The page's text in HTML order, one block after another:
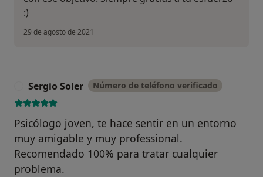
:)
29 de agosto de 2021
Sergio Soler Número de teléfono verificado
Psicólogo joven, te hace sentir en un entorno
muy amigable y muy professional.
Recomendado 100% para tratar cualquier
problema.
No, y no confío en ello